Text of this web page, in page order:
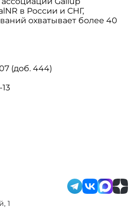
в России и СНГ,
охватывает более 40
(доб. 444)
1